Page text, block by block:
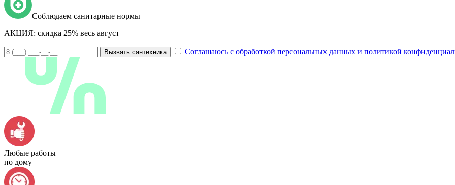
Соблюдаем санитарные нормы
АКЦИЯ: скидка 25% весь август
Вызвать сантехника Соглашаюсь с обработкой персональных данных и политикой
Любые работы
по дому